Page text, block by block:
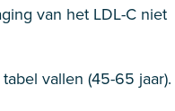
van het LDL-C niet
vallen (45-65 jaar).